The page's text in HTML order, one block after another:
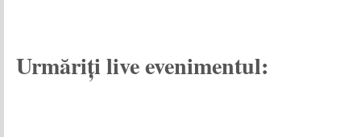
Urmăriți live evenimentul: